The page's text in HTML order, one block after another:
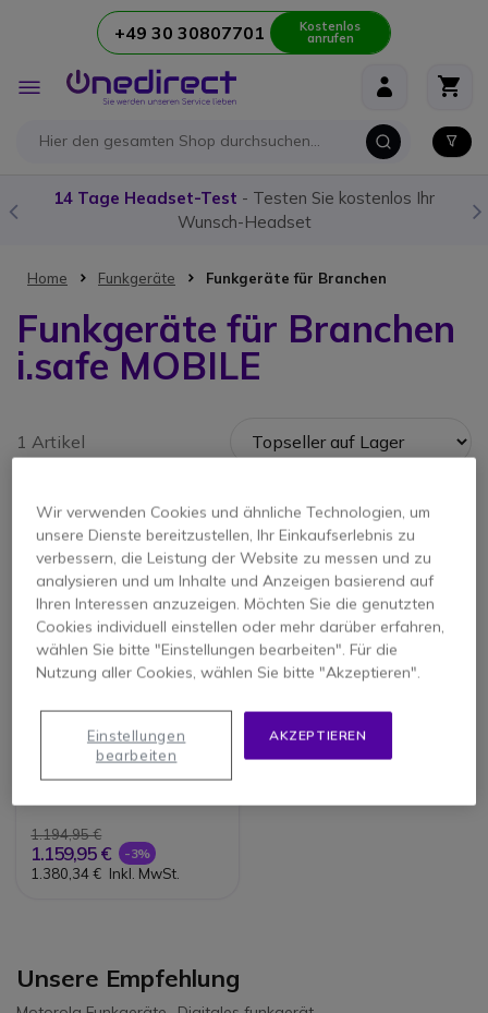
Zum Inhalt springen+49 30 30807701 Kostenlos
anrufen
Navigation
umschalten
14 Tage Headset-Test - Testen Sie kostenlos Ihr
Wunsch-Headset
Home Funkgeräte Funkgeräte für Branchen
Funkgeräte für Branchen
i.safe MOBILE
1 Artikel
I.safe IS440.1
1.194,95 €
1.159,95 € -3%
1.380,34 € Inkl. MwSt.
Unsere Empfehlung
Wir verwenden Cookies und ähnliche Technologien, um
unsere Dienste bereitzustellen, Ihr Einkaufserlebnis zu
verbessern, die Leistung der Website zu messen und zu
analysieren und um Inhalte und Anzeigen basierend auf
Ihren Interessen anzuzeigen. Möchten Sie die genutzten
Cookies individuell einstellen oder mehr darüber erfahren,
wählen Sie bitte "Einstellungen bearbeiten". Für die
Nutzung aller Cookies, wählen Sie bitte "Akzeptieren".
AKZEPTIEREN
Einstellungen
bearbeiten